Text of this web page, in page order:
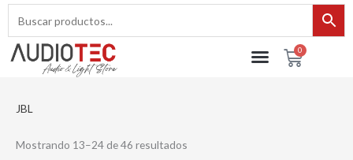
contenido
0Cart
JBL
Mostrando 13–24 de 46 resultados